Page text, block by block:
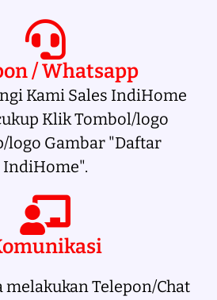
/ Whatsapp
Kami Sales IndiHome
Klik Tombol/logo
logo Gambar "Daftar
IndiHome".
melakukan Telepon/Chat